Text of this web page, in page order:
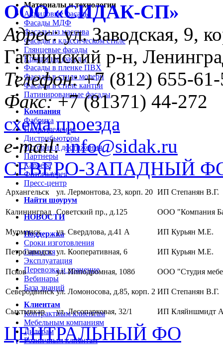
Материалы и технологии
Акриловые фасады
Фасады МДФ
Фасады из массива
Фасады в классическом стиле
Глянцевые фасады
Крашеные фасады
Фасады в пленке ПВХ
Фасады в стиле модерн
Фасады в стиле кантри
Патинированные фасады
Компания
Фабрика
Подразделения
Дистрибьюторы
История и достижения
Партнеры
Карьера
Фотогалерея
Пресс-центр
Найти шоурум
НОВОСТИ
Поддержка
Сроки изготовления
Гарантия
Эксплуатация
Перевозка и хранение
Вебинары
База знаний
Клиентам
Контрактным клиентам
Мебельным компаниям
Дилерам
Розничным клиентам
ООО «CИДАК-СП»
Адрес:ул. Заводская, 9,
Гатчинский р-н,
Телефон:+7 (812) 655-
Факс:+7 (81371) 44-272
схема проезда
e-mail: info@sidak.ru
СЕВЕРО-ЗАПАДНЫЙ
Архангельск ул. Лермонтова, 23, корп. 20 ИП Степанян В.Г.
Калининград Советский пр., д.125 ООО "Компания
Мурманск ул. Свердлова, д.41 А ИП Курьян М.Е.
Петрозаводск ул. Кооперативная, 6 ИП Курьян М.Е.
Псков ул. Ипподромная, 108б ООО "Студия
Северодвинск ул. Ломоносова, д.85, корп. 2 ИП Степанян В.Г.
Сыктывкар ул. Лесопарковая, 32/1 ИП Кляйншмидт
ЦЕНТРАЛЬНЫЙ ФО